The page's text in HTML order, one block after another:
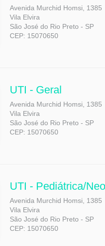
Avenida Murchid Homsi, 1385
Vila Elvira
São José do Rio Preto - SP
CEP: 15070650
UTI - Geral
Avenida Murchid Homsi, 1385
Vila Elvira
São José do Rio Preto - SP
CEP: 15070650
UTI - Pediátrica/
Avenida Murchid Homsi, 1385
Vila Elvira
São José do Rio Preto - SP
CEP: 15070650